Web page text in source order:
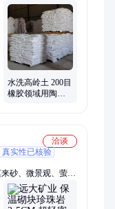
石英砂、海泡石纤
白色鹅卵石、防沉
麦饭石、沸石、钢
土
水洗高岭土 200目
橡胶领域用陶瓷
洽谈
真实性已核验
砂、微景观、萤石
珠、乳胶漆、萤石
粉、蛭石粉、夜光